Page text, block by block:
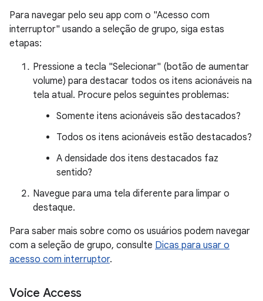
Para navegar pelo seu app com o "Acesso com
interruptor" usando a seleção de grupo, siga estas
etapas:
Pressione a tecla "Selecionar" (botão de aumentar
volume) para destacar todos os itens acionáveis na
tela atual. Procure pelos seguintes problemas:
Somente itens acionáveis são destacados?
Todos os itens acionáveis estão destacados?
A densidade dos itens destacados faz
sentido?
Navegue para uma tela diferente para limpar o
destaque.
Para saber mais sobre como os usuários podem navegar
com a seleção de grupo, consulte Dicas para usar o
acesso com interruptor.
Voice Access